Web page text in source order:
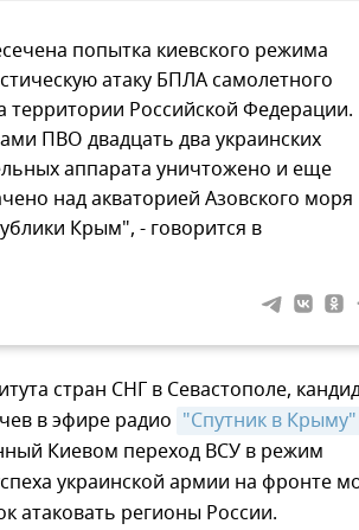
попытка киевского режима
атаку БПЛА самолетного
территории Российской Федерации.
ПВО двадцать два украинских
аппарата уничтожено и еще
над акваторией Азовского моря
Крым", - говорится в
стран СНГ в Севастополе,
в эфире радио "Спутник в Крыму"
Киевом переход ВСУ в режим
украинской армии на фронте
атаковать регионы России.